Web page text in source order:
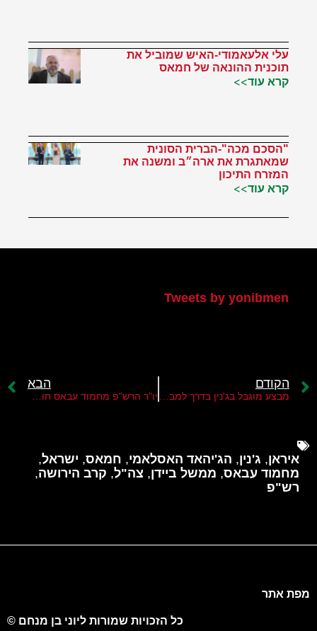
עלי אלעאמודי-האיש שמוביל את
תוכנית ההונאה של חמאס
קרא עוד>>
"הסכם מכה"-הברית הסונית
שמאתגרת את ארה״ב ומשנה את
המזרח התיכון
קרא עוד>>
Tweets by yonibmen
הקודם הבא
איראן, ג'נין, הג'יהאד האסלאמי, חמאס, ישראל,
מחמוד עבאס, ממשל ביידן, צה"ל, קרב הירושה,
רש"פ
מפת אתר
כל הזכויות שמורות ליוני בן מנחם ©